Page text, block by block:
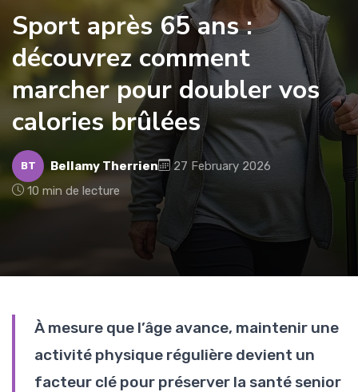
Sport après 65 ans :
découvrez comment
marcher pour doubler vos
calories brûlées
BT Bellamy Therrien
27 February 2026
10 min de lecture
À mesure que l’âge avance, maintenir une
activité physique régulière devient un
facteur clé pour préserver la santé senior